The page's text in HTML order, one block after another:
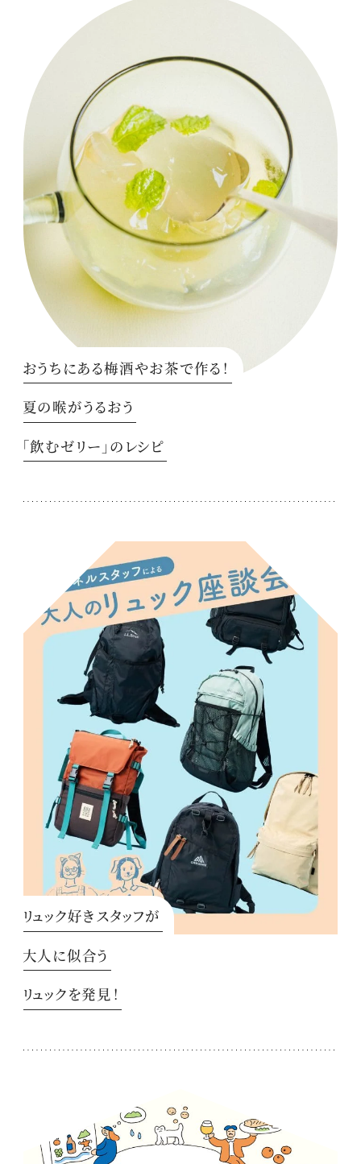
おうちにある梅酒やお茶で作る！
夏の喉がうるおう
「飲むゼリー」のレシピ
リュック好きスタッフが
大人に似合う
リュックを発見！